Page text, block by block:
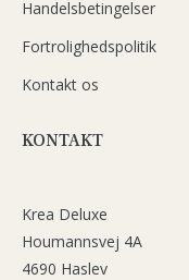
Handelsbetingelser
Fortrolighedspolitik
Kontakt os
KONTAKT
Krea Deluxe
Houmannsvej 4A
4690 Haslev